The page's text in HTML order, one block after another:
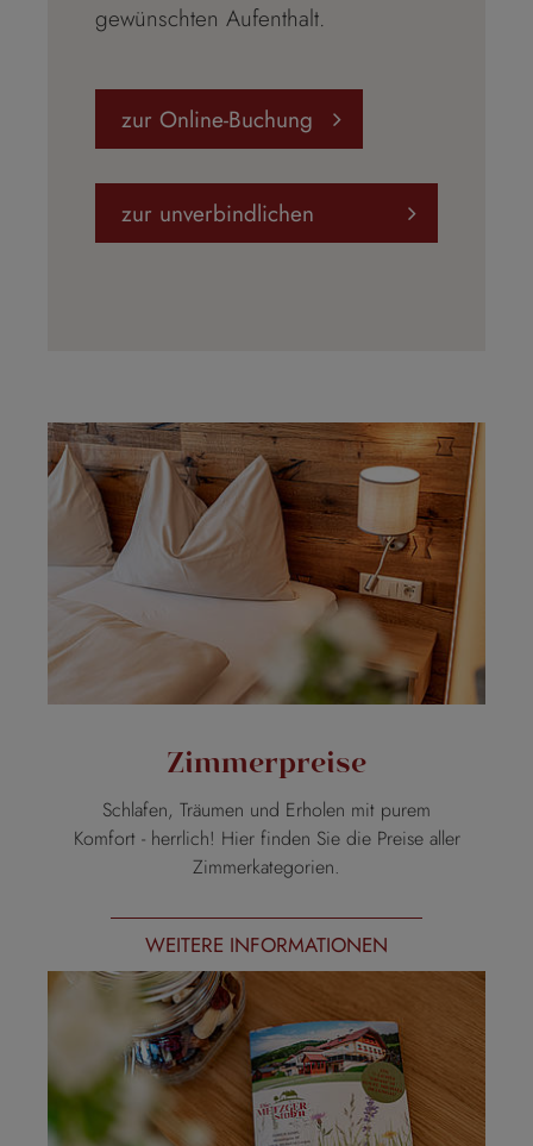
gewünschten Aufenthalt.
zur Online-Buchung
zur unverbindlichen
Zimmerpreise
Schlafen, Träumen und Erholen mit purem
Komfort - herrlich! Hier finden Sie die Preise aller
Zimmerkategorien.
WEITERE INFORMATIONEN